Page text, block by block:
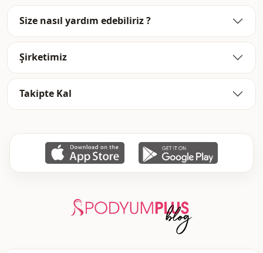
Size nasıl yardım edebiliriz ?
Şirketimiz
Takipte Kal